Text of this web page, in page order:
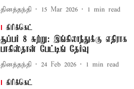
தினத்தந்தி 15 Mar 2026 1 min read
கிரிக்கெட்
சூப்பர் 8 சுற்று: இங்கிலாந்துக்கு எதிராக
பாகிஸ்தான் பேட்டிங் தேர்வு
தினத்தந்தி 24 Feb 2026 1 min read
கிரிக்கெட்